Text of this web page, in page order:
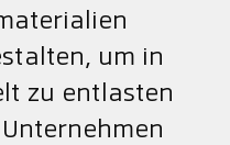
um in
zu entlasten